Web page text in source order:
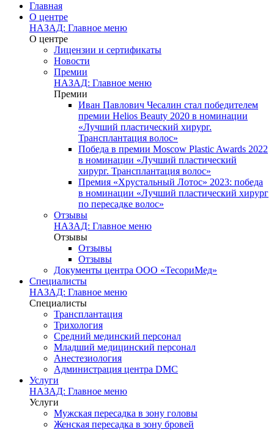
Главная
О центре
НАЗАД: Главное меню
О центре
Лицензии и сертификаты
Новости
Премии
НАЗАД: Главное меню
Премии
Иван Павлович Чесалин стал победителем
премии Helios Beauty 2020 в номинации
«Лучший пластический хирург.
Трансплантация волос»
Победа в премии Moscow Plastic Awards 2022
в номинации «Лучший пластический
хирург. Трансплантация волос»
Премия «Хрустальный Лотос» 2023: победа
в номинации «Лучший пластический хирург
по пересадке волос»
Отзывы
НАЗАД: Главное меню
Отзывы
Отзывы
Отзывы
Документы центра ООО «ТесориМед»
Специалисты
НАЗАД: Главное меню
Специалисты
Трансплантация
Трихология
Средний мединский персонал
Младший медицинский персонал
Анестезиология
Администрация центра DMC
Услуги
НАЗАД: Главное меню
Услуги
Мужская пересадка в зону головы
Женская пересадка в зону бровей